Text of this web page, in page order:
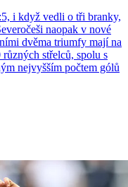
i když vedli o tři branky,
naopak v nové
dvěma triumfy mají na
střelců, spolu s
nejvyšším počtem gólů